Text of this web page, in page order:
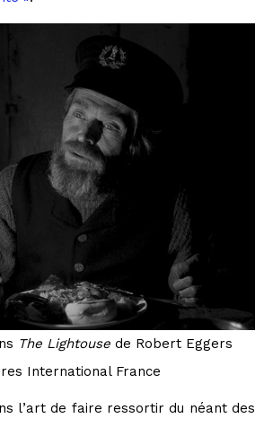
The Lightouse de Robert Eggers
International France
l’art de faire ressortir du néant des